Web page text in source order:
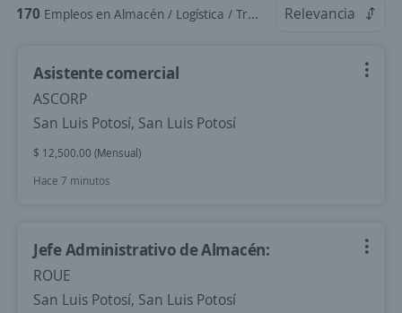
170 Empleos en Almacén / Logística / Transporte en San Luis Potosí, San Luis Potosí Relevancia
Asistente comercial
ASCORP
San Luis Potosí, San Luis Potosí
$ 12,500.00 (Mensual)
Hace 7 minutos
Jefe Administrativo de Almacén:
ROUE
San Luis Potosí, San Luis Potosí